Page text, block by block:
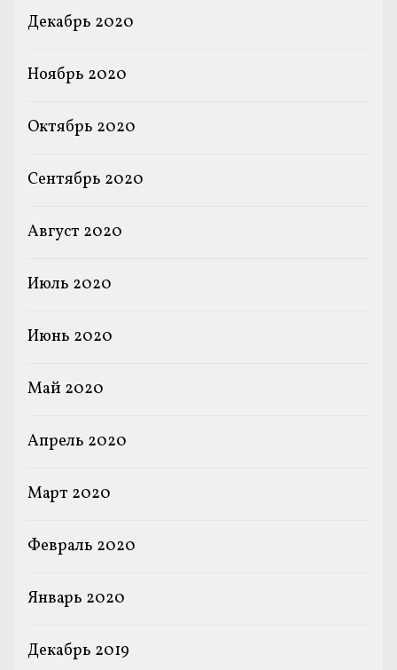
Декабрь 2020
Ноябрь 2020
Октябрь 2020
Сентябрь 2020
Август 2020
Июль 2020
Июнь 2020
Май 2020
Апрель 2020
Март 2020
Февраль 2020
Январь 2020
Декабрь 2019